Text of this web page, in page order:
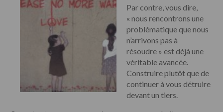
Par contre, vous dire,
« nous rencontrons une
problématique que nous
n’arrivons pas à
résoudre » est déjà une
véritable avancée.
Construire plutôt que de
continuer à vous détruire
devant un tiers.